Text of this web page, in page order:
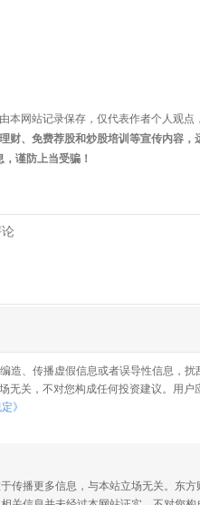
本网站记录保存，仅代表作者个人观
财、免费荐股和炒股培训等宣传内容
谨防上当受骗！
造、传播虚假信息或者误导性信息，
无关，不对您构成任何投资建议。用
》
传播更多信息，与本站立场无关。东